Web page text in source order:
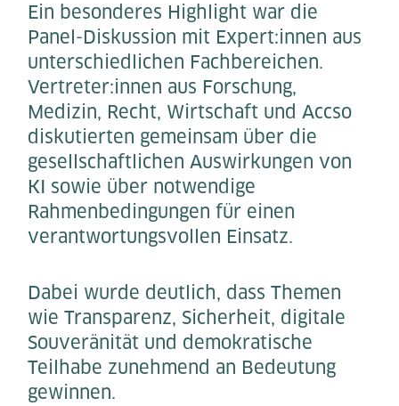
Ein besonderes Highlight war die
Panel-Diskussion mit Expert:innen aus
unterschiedlichen Fachbereichen.
Vertreter:innen aus Forschung,
Medizin, Recht, Wirtschaft und Accso
diskutierten gemeinsam über die
gesellschaftlichen Auswirkungen von
KI sowie über notwendige
Rahmenbedingungen für einen
verantwortungsvollen Einsatz.
Dabei wurde deutlich, dass Themen
wie Transparenz, Sicherheit, digitale
Souveränität und demokratische
Teilhabe zunehmend an Bedeutung
gewinnen.